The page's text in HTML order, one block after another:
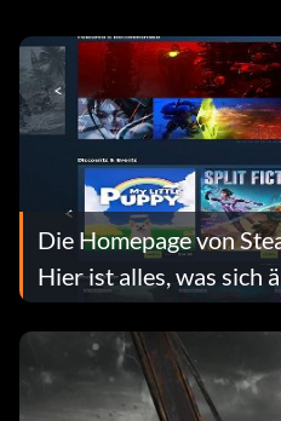
Die Homepage von
Hier ist alles, was sich